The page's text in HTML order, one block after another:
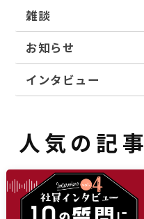
雑談
お知らせ
インタビュー
人気の記事
雑談